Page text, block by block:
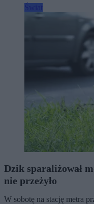
Dzik sparaliżował
nie przeżyło
W sobotę na stację metra